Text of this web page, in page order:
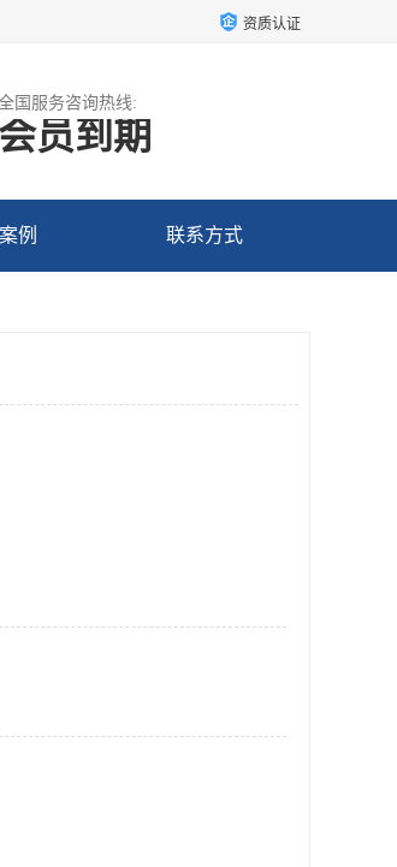
资质认证
国服务咨询热线:
会员到期
例 联系方式